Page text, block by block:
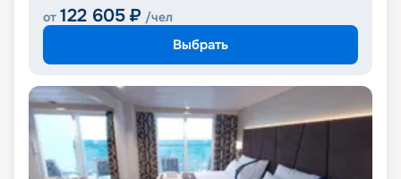
от 122 605 ₽ /чел
Выбрать